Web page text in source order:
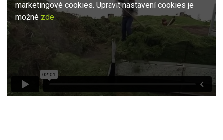
marketingové cookies. Upravit nastavení cookies je
možné zde